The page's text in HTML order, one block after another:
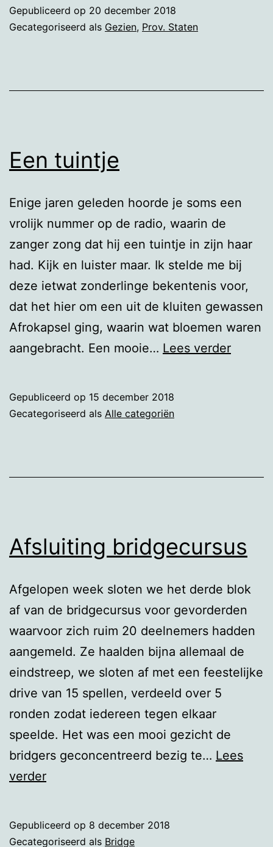
Provinciale
Gepubliceerd op 20 december 2018
Gecategoriseerd als Gezien, Prov. Staten
Een tuintje
Enige jaren geleden hoorde je soms een
vrolijk nummer op de radio, waarin de
zanger zong dat hij een tuintje in zijn haar
had. Kijk en luister maar. Ik stelde me bij
deze ietwat zonderlinge bekentenis voor,
dat het hier om een uit de kluiten gewassen
Afrokapsel ging, waarin wat bloemen waren
aangebracht. Een mooie… Lees verderEen
Gepubliceerd op 15 december 2018
Gecategoriseerd als Alle categoriën
Afsluiting bridgecursus
Afgelopen week sloten we het derde blok
af van de bridgecursus voor gevorderden
waarvoor zich ruim 20 deelnemers hadden
aangemeld. Ze haalden bijna allemaal de
eindstreep, we sloten af met een feestelijke
drive van 15 spellen, verdeeld over 5
ronden zodat iedereen tegen elkaar
speelde. Het was een mooi gezicht de
bridgers geconcentreerd bezig te… Lees
verderAfsluiting
Gepubliceerd op 8 december 2018
Gecategoriseerd als Bridge